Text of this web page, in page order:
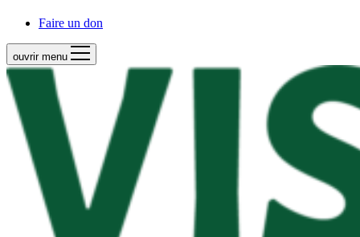
Faire un don
ouvrir menu